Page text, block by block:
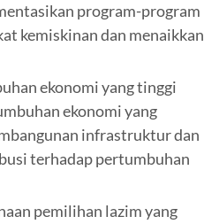
program-program
kemiskinan dan menaikkan
ekonomi yang tinggi
ekonomi yang
infrastruktur dan
terhadap pertumbuhan
pemilihan lazim yang